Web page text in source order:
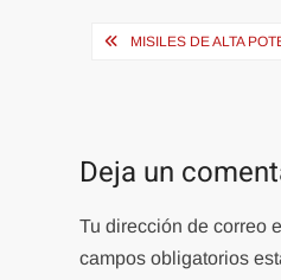
Navegación
MISILES DE ALTA
Deja un
Tu dirección de correo
campos obligatorios